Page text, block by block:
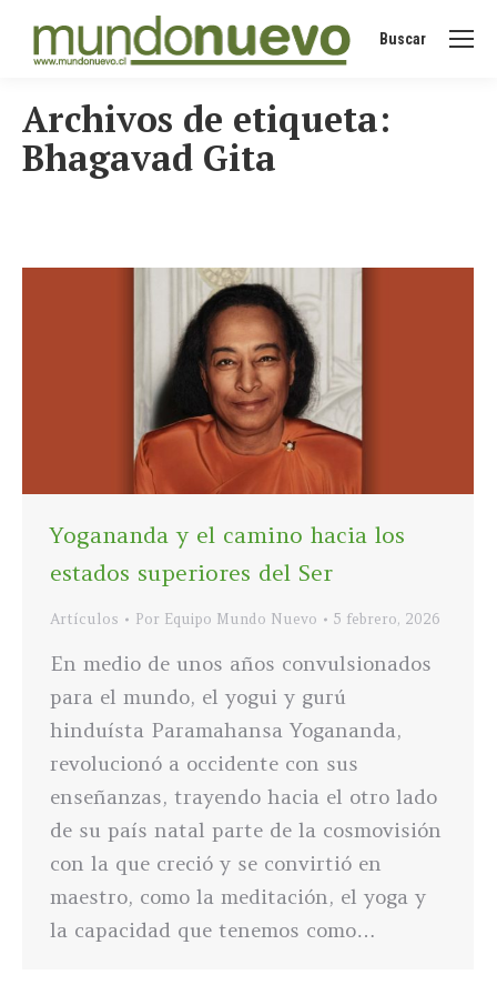
Buscar:
Buscar
Archivos de etiqueta:
Bhagavad Gita
Yogananda y el camino hacia los
estados superiores del Ser
Artículos Por Equipo Mundo Nuevo 5 febrero, 2026
En medio de unos años convulsionados
para el mundo, el yogui y gurú
hinduísta Paramahansa Yogananda,
revolucionó a occidente con sus
enseñanzas, trayendo hacia el otro lado
de su país natal parte de la cosmovisión
con la que creció y se convirtió en
maestro, como la meditación, el yoga y
la capacidad que tenemos como…